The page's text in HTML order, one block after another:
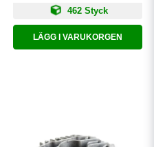
462 Styck
LÄGG I VARUKORGEN